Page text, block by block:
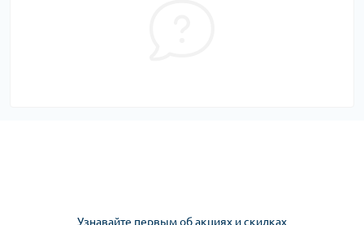
Узнавайте первым об акциях и скидках